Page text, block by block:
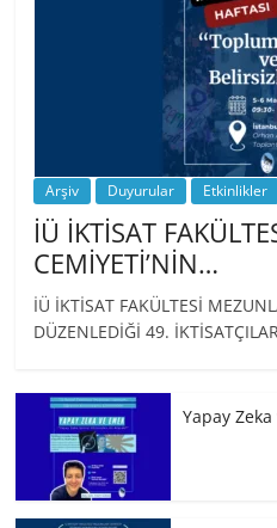
Arşiv Duyurular Etkinlikler
İÜ İKTİSAT
CEMİYETİ’NİN…
İÜ İKTİSAT FAKÜLTESİ
DÜZENLEDİĞİ 49.
Yapay